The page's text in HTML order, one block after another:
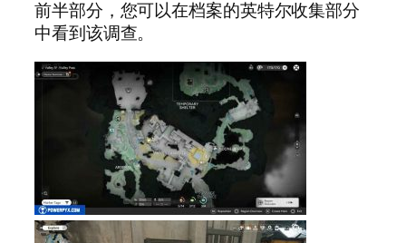
前半部分，您可以在档案的英特尔收集部分
中看到该调查。